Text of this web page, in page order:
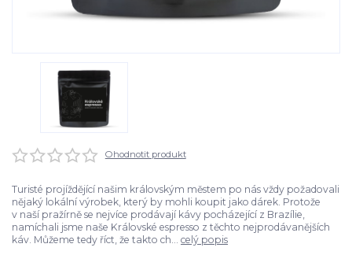
Ohodnotit produkt
Turisté projíždějící našim královským městem po nás vždy požadovali
nějaký lokální výrobek, který by mohli koupit jako dárek. Protože
v naší pražírně se nejvíce prodávají kávy pocházející z Brazílie,
namíchali jsme naše Královské espresso z těchto nejprodávanějších
káv. Můžeme tedy říct, že takto ch... celý popis